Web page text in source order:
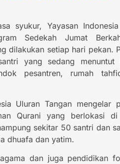
syukur, Yayasan
Sedekah Jumat
dilakukan setiap hari pekan.
yang sedang
pesantren, rumah
Uluran Tangan mengelar
Qurani yang berlokasi di
sekitar 50 santri dan
dhuafa dan yatim.
dan juga pendidikan